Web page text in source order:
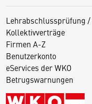
Lehrabschlussprüfung /
Kollektivverträge
Firmen A-Z
Benutzerkonto
eServices der WKO
Betrugswarnungen